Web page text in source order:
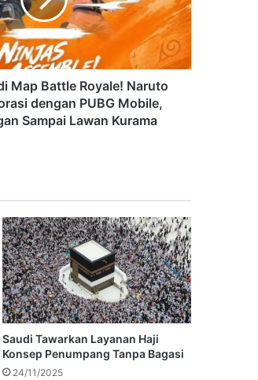
Map Battle Royale! Naruto
dengan PUBG Mobile,
Sampai Lawan Kurama
Saudi Tawarkan Layanan Haji
Konsep Penumpang Tanpa Bagasi
24/11/2025